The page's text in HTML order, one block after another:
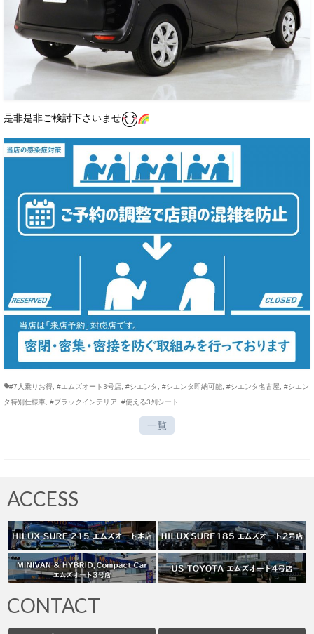
是非是非ご検討下さいませ
#7人乗りお得 #エムズオート3号店 #シエンタ #シエンタ即納可能 #シエンタ名古屋
#シエン
タ特別仕様車
#ブラックインテリア #使える3列シート
一覧
ACCESS
CONTACT